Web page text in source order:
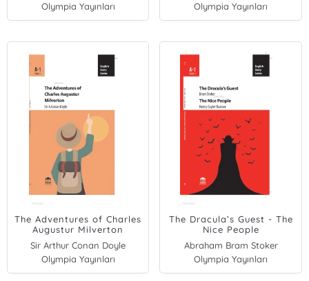
Olympia Yayınları
William Shakespeare
Olympia Yayınları
The Adventures of Charles
Augustur Milverton
Sir Arthur Conan Doyle
Olympia Yayınları
The Dracula’s Guest - The
Nice People
Abraham Bram Stoker
Henry Cuyler Bunner
Olympia Yayınları